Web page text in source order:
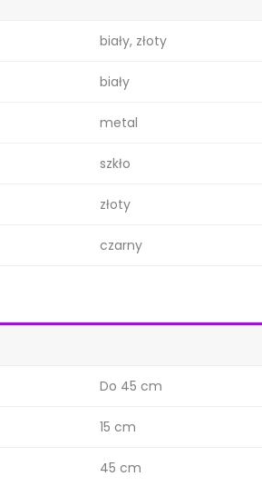
biały, złoty
biały
metal
szkło
złoty
czarny
Do 45 cm
15 cm
45 cm